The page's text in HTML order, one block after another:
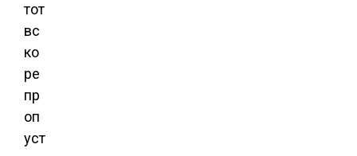
тот
вс
ко
ре
пр
оп
уст